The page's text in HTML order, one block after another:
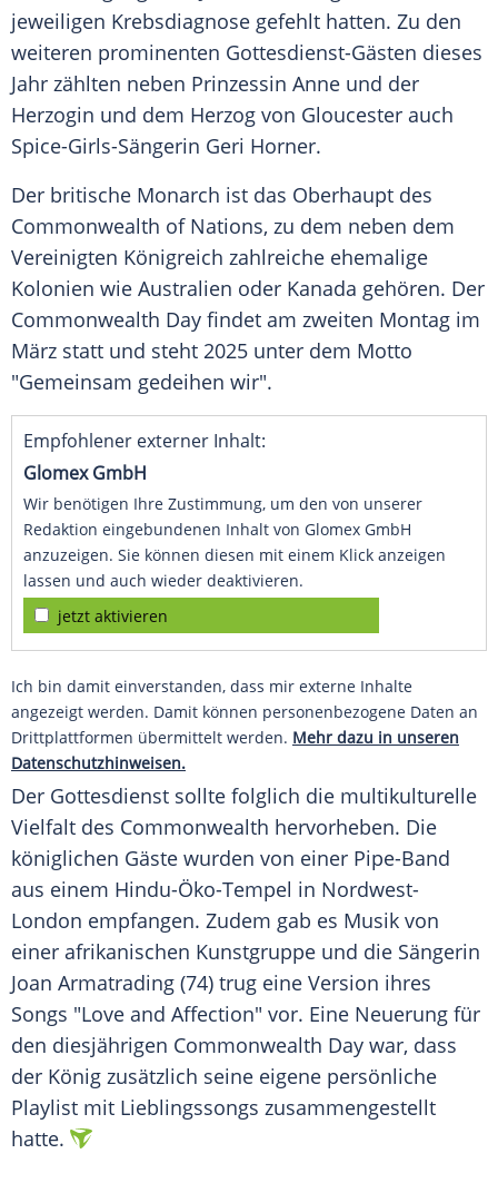
jeweiligen Krebsdiagnose gefehlt hatten. Zu den
weiteren prominenten Gottesdienst-Gästen dieses
Jahr zählten neben Prinzessin Anne und der
Herzogin und dem Herzog von Gloucester auch
Spice-Girls-Sängerin Geri Horner.
Der britische Monarch ist das Oberhaupt des
Commonwealth of Nations, zu dem neben dem
Vereinigten Königreich zahlreiche ehemalige
Kolonien wie Australien oder Kanada gehören. Der
Commonwealth Day findet am zweiten Montag im
März statt und steht 2025 unter dem Motto
"Gemeinsam gedeihen wir".
Empfohlener externer Inhalt:
Glomex GmbH
Wir benötigen Ihre Zustimmung, um den von unserer
Redaktion eingebundenen Inhalt von Glomex GmbH
anzuzeigen. Sie können diesen mit einem Klick anzeigen
lassen und auch wieder deaktivieren.
jetzt aktivieren
Ich bin damit einverstanden, dass mir externe Inhalte
angezeigt werden. Damit können personenbezogene Daten an
Drittplattformen übermittelt werden. Mehr dazu in unseren
Datenschutzhinweisen.
Der Gottesdienst sollte folglich die multikulturelle
Vielfalt des Commonwealth hervorheben. Die
königlichen Gäste wurden von einer Pipe-Band
aus einem Hindu-Öko-Tempel in Nordwest-
London empfangen. Zudem gab es Musik von
einer afrikanischen Kunstgruppe und die Sängerin
Joan Armatrading (74) trug eine Version ihres
Songs "Love and Affection" vor. Eine Neuerung für
den diesjährigen Commonwealth Day war, dass
der König zusätzlich seine eigene persönliche
Playlist mit Lieblingssongs zusammengestellt
hatte.